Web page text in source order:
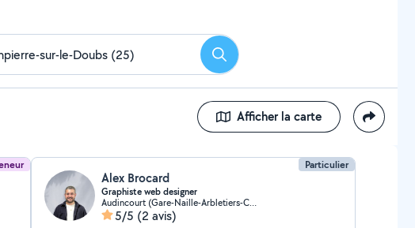
Rechercher
Afficher la carte
Particulier
Alex Brocard
Graphiste web designer
Audincourt (Gare-Naille-Arbletiers-Cantons)
5/5 (2 avis)